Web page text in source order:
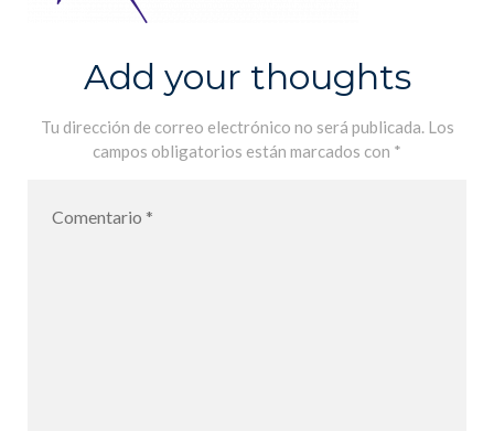
Add your thoughts
Tu dirección de correo electrónico no será publicada. Los
campos obligatorios están marcados con *